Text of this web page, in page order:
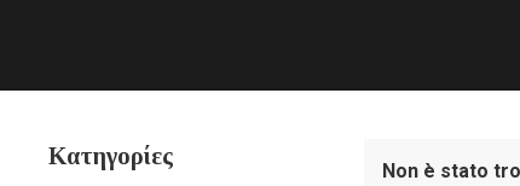
Κατηγορίες
Non è stato